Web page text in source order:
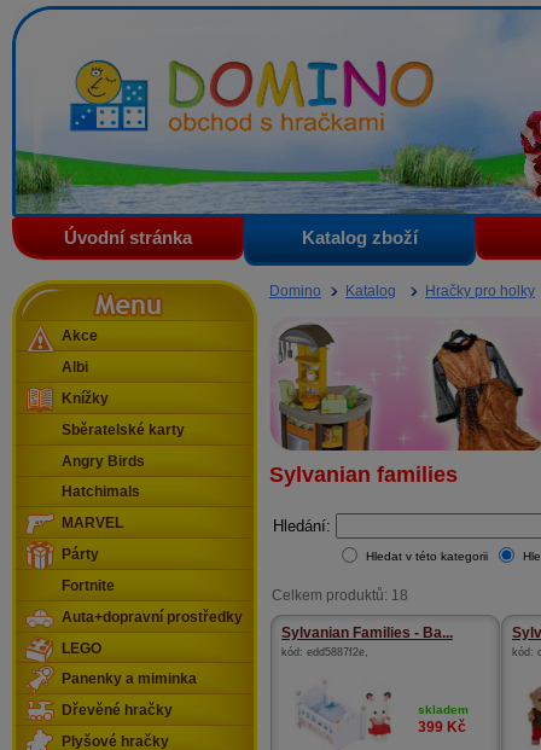
Domino - obchod s hračkami
Úvodní stránka Katalog zboží
Domino Katalog Hračky pro holky
Sylvanian families
Hledání:
Hledat v této kategorii
Celkem produktů: 18
Sylvanian Families - Ba...
kód: edd5887f2e,
skladem
399 Kč
kód:
Menu
Akce
Albi
Knížky
Sběratelské karty
Angry Birds
Hatchimals
MARVEL
Párty
Fortnite
Auta+dopravní prostředky
LEGO
Panenky a miminka
Dřevěné hračky
Plyšové hračky